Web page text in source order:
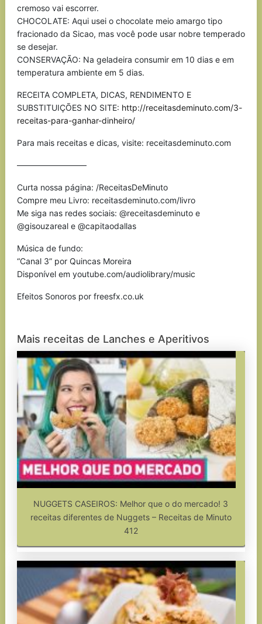
cremoso vai escorrer.
CHOCOLATE: Aqui usei o chocolate meio amargo tipo
fracionado da Sicao, mas você pode usar nobre temperado
se desejar.
CONSERVAÇÃO: Na geladeira consumir em 10 dias e em
temperatura ambiente em 5 dias.
RECEITA COMPLETA, DICAS, RENDIMENTO E
SUBSTITUIÇÕES NO SITE: http://receitasdeminuto.com/3-
receitas-para-ganhar-dinheiro/
Para mais receitas e dicas, visite: receitasdeminuto.com
————————–
Curta nossa página: /ReceitasDeMinuto
Compre meu Livro: receitasdeminuto.com/livro
Me siga nas redes sociais: @receitasdeminuto e
@gisouzareal e @capitaodallas
Música de fundo:
“Canal 3” por Quincas Moreira
Disponível em youtube.com/audiolibrary/music
Efeitos Sonoros por freesfx.co.uk
Mais receitas de Lanches e Aperitivos
NUGGETS CASEIROS: Melhor que o do mercado! 3
receitas diferentes de Nuggets – Receitas de Minuto
412